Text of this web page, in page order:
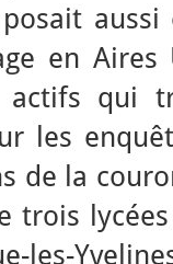
en
qui
les
de la
trois
les-